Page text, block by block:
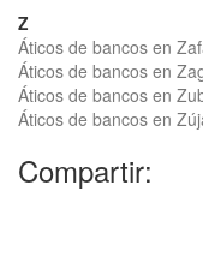
Z
Áticos de bancos en
Áticos de bancos en
Áticos de bancos en
Áticos de bancos en
Compartir: